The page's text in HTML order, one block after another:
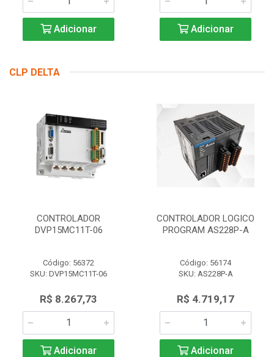
Adicionar Adicionar
CLP DELTA
CONTROLADOR
DVP15MC11T-06
Código: 56372
SKU: DVP15MC11T-06
R$ 8.267,73
Adicionar
CONTROLADOR LOGICO
PROGRAM AS228P-A
Código: 56174
SKU: AS228P-A
R$ 4.719,17
Adicionar